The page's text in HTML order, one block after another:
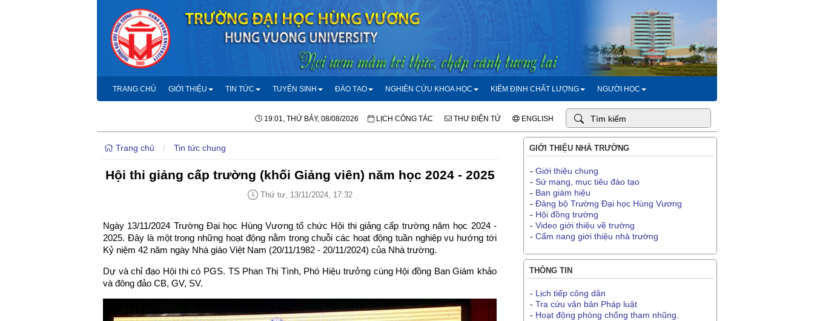
TRANG CHỦ GIỚI THIỆU TIN TỨC TUYỂN SINH ĐÀO TẠO NGHIÊN CỨU KHOA HỌC KIỂM ĐỊNH CHẤT LƯỢNG NGƯỜI HỌC
19:01, THỨ BẢY, 08/08/2026 LỊCH CÔNG TÁC THƯ ĐIỆN TỬ ENGLISH
Trang chủ / Tin tức chung
Hội thi giảng cấp trường (khối Giảng viên) năm học 2024 - 2025
Thứ tư, 13/11/2024, 17:32
Ngày 13/11/2024 Trường Đại học Hùng Vương tổ chức Hội thi giảng cấp trường năm học 2024 -
2025. Đây là một trong những hoạt động nằm trong chuỗi các hoạt động tuần nghiệp vụ hướng tới
Kỷ niệm 42 năm ngày Nhà giáo Việt Nam (20/11/1982 - 20/11/2024) của Nhà trường.
Dự và chỉ đạo Hội thi có PGS. TS Phan Thị Tình, Phó Hiệu trưởng cùng Hội đồng Ban Giám khảo
và đông đảo CB, GV, SV.
GIỚI THIỆU NHÀ TRƯỜNG
- Giới thiệu chung
- Sứ mạng, mục tiêu đào tạo
- Ban giám hiệu
- Đảng bộ Trường Đại học Hùng Vương
- Hội đồng trường
- Video giới thiệu về trường
- Cẩm nang giới thiệu nhà trường
THÔNG TIN
- Lịch tiếp công dân
- Tra cứu văn bản Pháp luật
- Hoạt động phòng chống tham nhũng.